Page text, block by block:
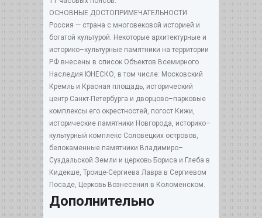
ОСНОВНЫЕ ДОСТОПРИМЕЧАТЕЛЬНОСТИ
Россия — страна с многовековой историей и
богатой культурой. Некоторые архитектурные и
историко–культурные памятники на территории
РФ внесены в список Объектов Всемирного
Наследия ЮНЕСКО, в том числе: Московский
Кремль и Красная площадь, исторический
центр Санкт-Петербурга и дворцово–парковые
комплексы его окрестностей, погост Кижи,
исторические памятники Новгорода, историко–
культурный комплекс Соловецких островов,
белокаменные памятники Владимиро–
Суздальской Земли и церковь Бориса и Глеба в
Кидекше, Троице-Сергиева Лавра в Сергиевом
Посаде, Церковь Вознесения в Коломенском.
Дополнительно